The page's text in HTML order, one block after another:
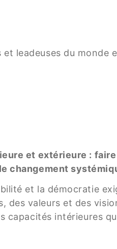
leadeuses du monde
et extérieure :
changement
et la démocratie
des valeurs et des
capacités intérieures